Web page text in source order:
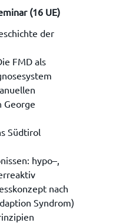
(16 UE)
der
FMD als
George
Südtirol
hypo–,
nach
Syndrom)